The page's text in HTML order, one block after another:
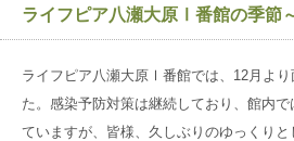
ライフピア八瀬大原Ⅰ番館の季節
ライフピア八瀬大原Ⅰ番館では、12月よ
た。感染予防対策は継続しており、館内
ていますが、皆様、久しぶりのゆっくり